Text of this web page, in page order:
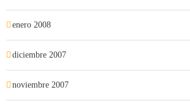
enero 2008
diciembre 2007
noviembre 2007